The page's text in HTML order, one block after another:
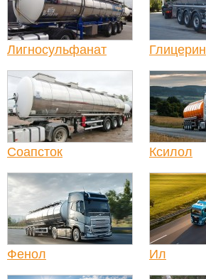
Лигносульфанат Глицерин
Соапсток Ксилол
Фенол Ил